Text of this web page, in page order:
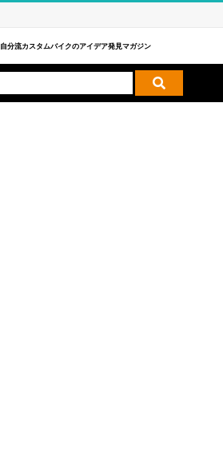
自分流カスタムバイクのアイデア発見マガジン